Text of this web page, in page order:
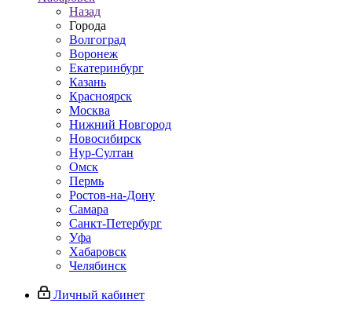
Назад
Города
Волгоград
Воронеж
Екатеринбург
Казань
Красноярск
Москва
Нижний Новгород
Новосибирск
Нур-Султан
Омск
Пермь
Ростов-на-Дону
Самара
Санкт-Петербург
Уфа
Хабаровск
Челябинск
Личный кабинет